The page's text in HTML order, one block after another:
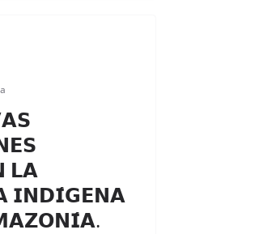
𝗟𝗔
𝗜𝗡𝗗𝗜́𝗚𝗘𝗡𝗔